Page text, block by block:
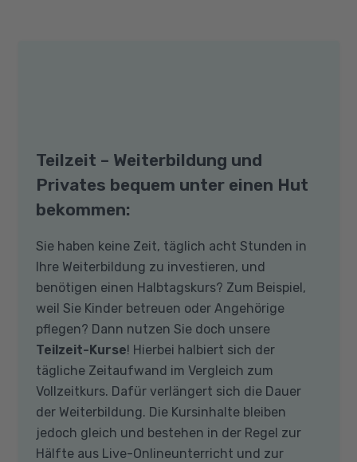
Teilzeit – Weiterbildung und
Privates bequem unter einen Hut
bekommen:
Sie haben keine Zeit, täglich acht Stunden in
Ihre Weiterbildung zu investieren, und
benötigen einen Halbtagskurs? Zum Beispiel,
weil Sie Kinder betreuen oder Angehörige
pflegen? Dann nutzen Sie doch unsere
Teilzeit-Kurse! Hierbei halbiert sich der
tägliche Zeitaufwand im Vergleich zum
Vollzeitkurs. Dafür verlängert sich die Dauer
der Weiterbildung. Die Kursinhalte bleiben
jedoch gleich und bestehen in der Regel zur
Hälfte aus Live-Onlineunterricht und zur